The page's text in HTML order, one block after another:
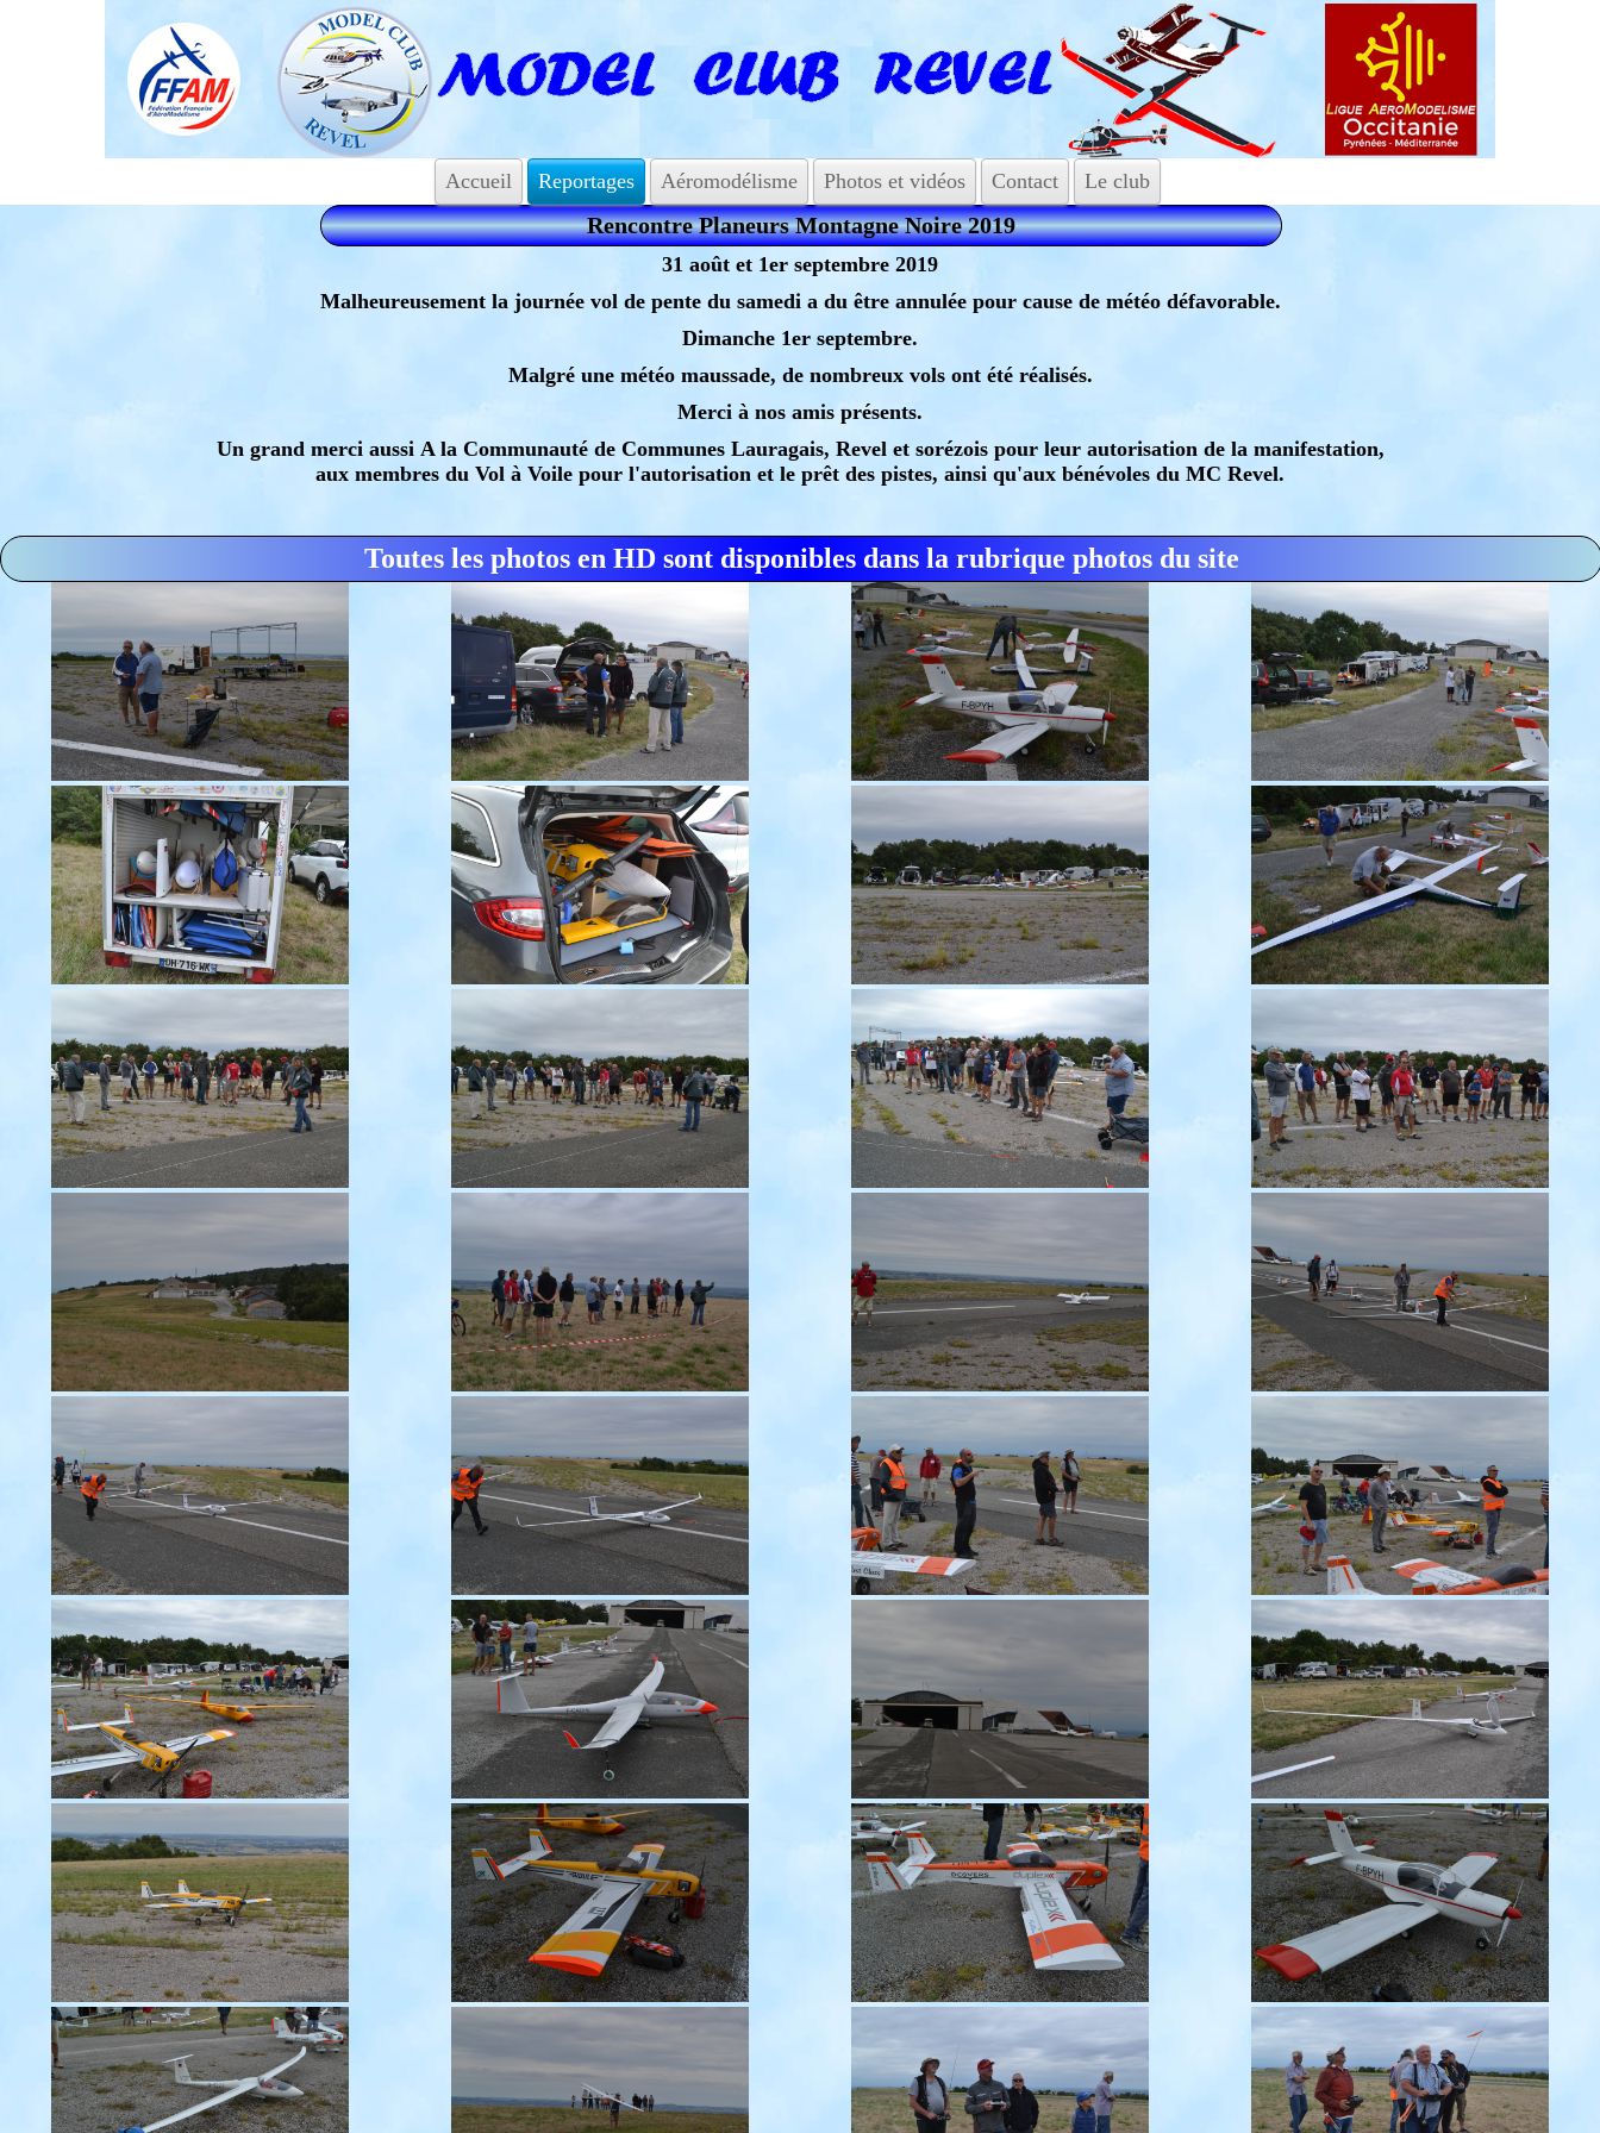
Accueil Reportages Aéromodélisme Photos et vidéos Contact Le club
Rencontre Planeurs Montagne Noire 2019
31 août et 1er septembre 2019
Malheureusement la journée vol de pente du samedi a du être annulée pour cause de météo défavorable.
Dimanche 1er septembre.
Malgré une météo maussade, de nombreux vols ont été réalisés.
Merci à nos amis présents.
Un grand merci aussi A la Communauté de Communes Lauragais, Revel et sorézois pour leur autorisation de la manifestation,
aux membres du Vol à Voile pour l'autorisation et le prêt des pistes, ainsi qu'aux bénévoles du MC Revel.
Toutes les photos en HD sont disponibles dans la rubrique photos du site